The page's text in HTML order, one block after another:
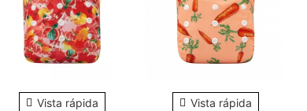
Vista rápida
Vista rápida